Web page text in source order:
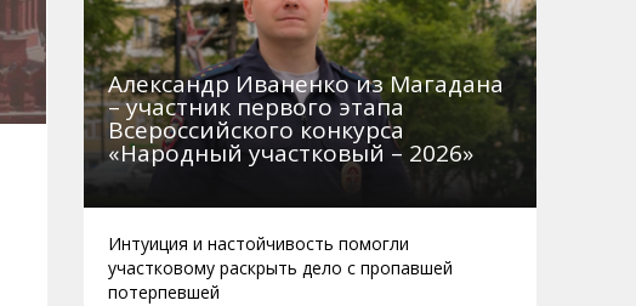
Александр Иваненко из Магадана
– участник первого этапа
Всероссийского конкурса
«Народный участковый – 2026»
Интуиция и настойчивость помогли
участковому раскрыть дело с пропавшей
потерпевшей